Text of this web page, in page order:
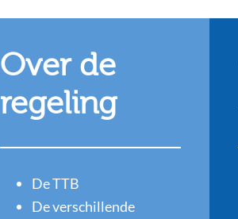
Over de
regeling
De TTB
De verschillende